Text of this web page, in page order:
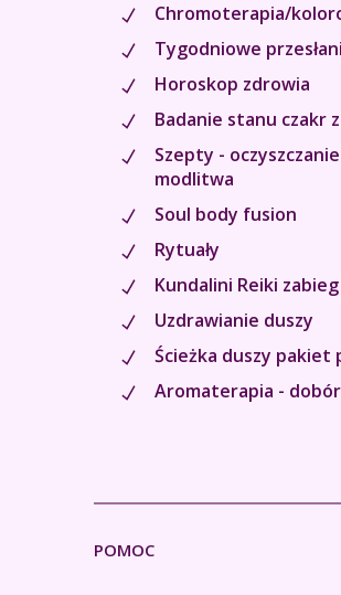
Chromoterapia/
Tygodniowe
Horoskop zdrowia
Badanie stanu czakr
Szepty -
modlitwa
Soul body fusion
Rytuały
Kundalini Reiki zabieg
Uzdrawianie duszy
Ścieżka duszy pakiet
Aromaterapia -
POMOC